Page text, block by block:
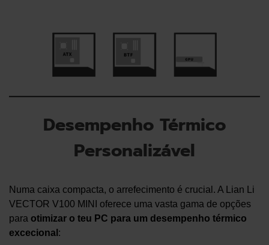
Desempenho Térmico
Personalizável
Numa caixa compacta, o arrefecimento é crucial. A Lian Li
VECTOR V100 MINI oferece uma vasta gama de opções
para otimizar o teu PC para um desempenho térmico
excecional :